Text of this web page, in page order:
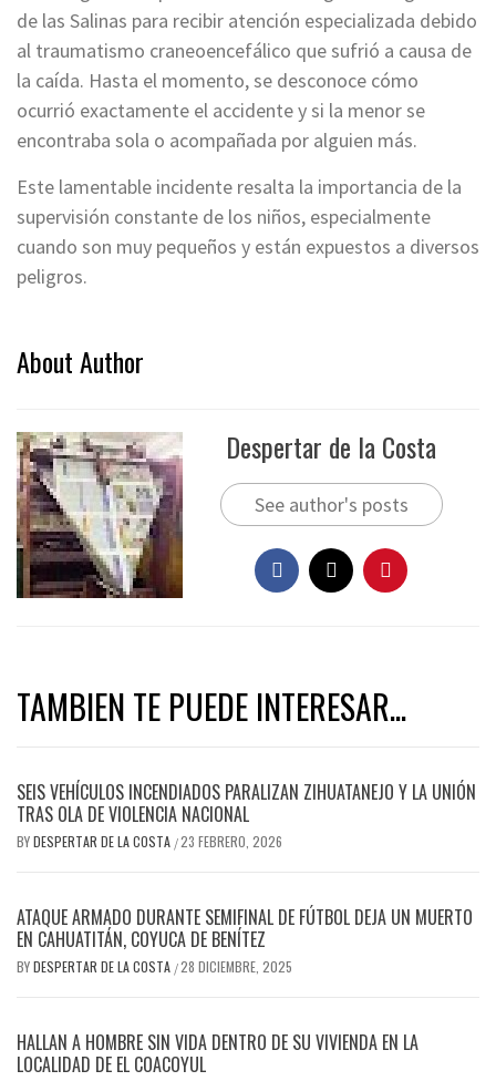
de las Salinas para recibir atención especializada debido
al traumatismo craneoencefálico que sufrió a causa de
la caída. Hasta el momento, se desconoce cómo
ocurrió exactamente el accidente y si la menor se
encontraba sola o acompañada por alguien más.
Este lamentable incidente resalta la importancia de la
supervisión constante de los niños, especialmente
cuando son muy pequeños y están expuestos a diversos
peligros.
About Author
Despertar de la Costa
See author's posts
TAMBIEN TE PUEDE INTERESAR...
SEIS VEHÍCULOS INCENDIADOS PARALIZAN ZIHUATANEJO Y LA UNIÓN
TRAS OLA DE VIOLENCIA NACIONAL
BYDESPERTAR DE LA COSTA /23 FEBRERO, 2026
ATAQUE ARMADO DURANTE SEMIFINAL DE FÚTBOL DEJA UN MUERTO
EN CAHUATITÁN, COYUCA DE BENÍTEZ
BYDESPERTAR DE LA COSTA /28 DICIEMBRE, 2025
HALLAN A HOMBRE SIN VIDA DENTRO DE SU VIVIENDA EN LA
LOCALIDAD DE EL COACOYUL